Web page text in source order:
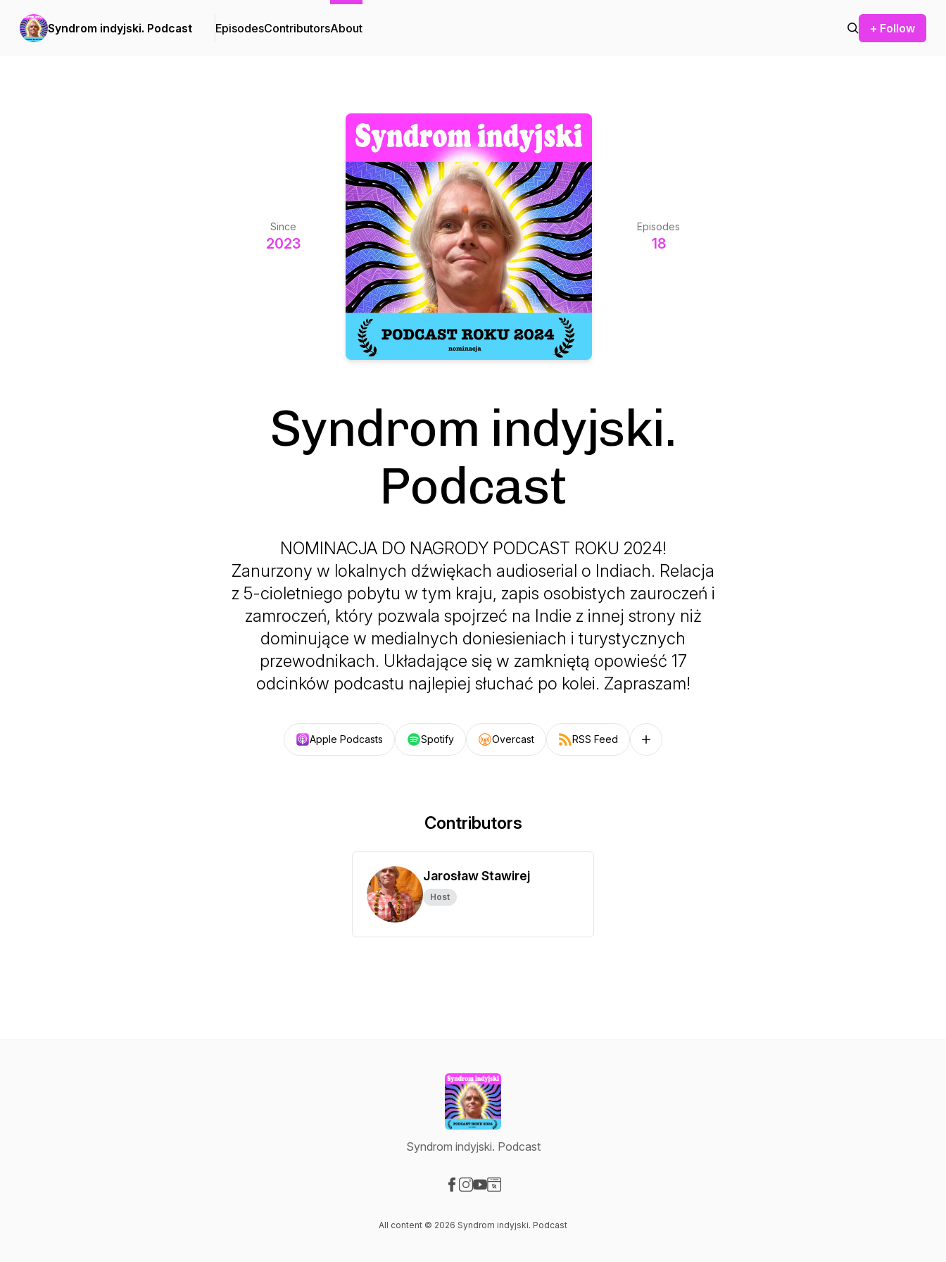
Syndrom indyjski. Podcast EpisodesContributorsAbout + Follow
Since
2023
Episodes
18
Syndrom indyjski.
Podcast
NOMINACJA DO NAGRODY PODCAST ROKU 2024!
Zanurzony w lokalnych dźwiękach audioserial o Indiach. Relacja
z 5-cioletniego pobytu w tym kraju, zapis osobistych zauroczeń i
zamroczeń, który pozwala spojrzeć na Indie z innej strony niż
dominujące w medialnych doniesieniach i turystycznych
przewodnikach. Układające się w zamkniętą opowieść 17
odcinków podcastu najlepiej słuchać po kolei. Zapraszam!
Apple Podcasts Spotify Overcast RSS Feed Follow on other platforms
Contributors
Jarosław Stawirej
Host
Syndrom indyjski. Podcast
All content © 2026 Syndrom indyjski. Podcast